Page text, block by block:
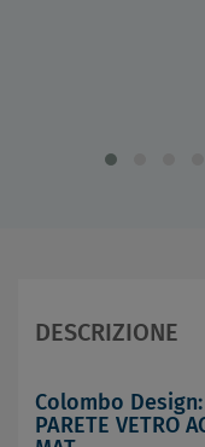
DESCRIZIONE
Colombo Design:
PARETE VETRO